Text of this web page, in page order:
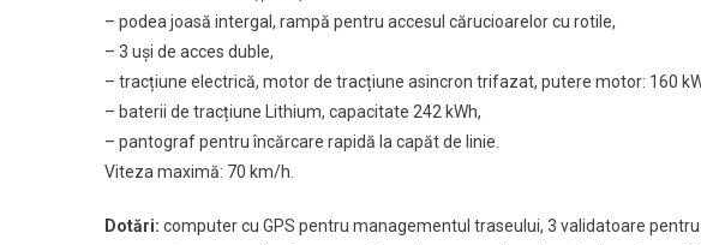
– podea joasă intergal, rampă pentru accesul cărucioarelor cu rotile,
– 3 uși de acces duble,
– tracțiune electrică, motor de tracțiune asincron trifazat, putere motor: 160
– baterii de tracțiune Lithium, capacitate 242 kWh,
– pantograf pentru încărcare rapidă la capăt de linie.
Viteza maximă: 70 km/h.
Dotări: computer cu GPS pentru managementul traseului, 3 validatoare